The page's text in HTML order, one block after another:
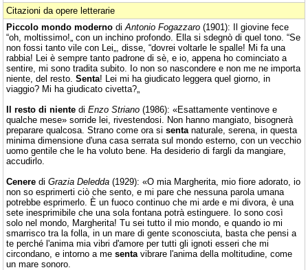
Citazioni da opere letterarie
Piccolo mondo moderno di Antonio Fogazzaro (1901): Il giovine fece
“oh, moltissimo!„ con un inchino profondo. Ella si sdegnò di quel tono. “Se
non fossi tanto vile con Lei„, disse, “dovrei voltarle le spalle! Mi fa una
rabbia! Lei è sempre tanto padrone di sè, e io, appena ho cominciato a
sentire, mi sono tradita subito. Io non so nascondere e non me ne importa
niente, del resto. Senta! Lei mi ha giudicato leggera quel giorno, in
viaggio? Mi ha giudicato civetta?„
Il resto di niente di Enzo Striano (1986): «Esattamente ventinove e
qualche mese» sorride lei, rivestendosi. Non hanno mangiato, bisognerà
preparare qualcosa. Strano come ora si senta naturale, serena, in questa
minima dimensione d'una casa serrata sul mondo esterno, con un vecchio
uomo gentile che le ha voluto bene. Ha desiderio di fargli da mangiare,
accudirlo.
Cenere di Grazia Deledda (1929): «O mia Margherita, mio fiore adorato, io
non so esprimerti ciò che sento, e mi pare che nessuna parola umana
potrebbe esprimerlo. È un fuoco continuo che mi arde e mi divora, è una
sete inesprimibile che una sola fontana potrà estinguere. Io sono così
solo nel mondo, Margherita! Tu sei tutto il mio mondo, e quando io mi
smarrisco tra la folla, in un mare di gente sconosciuta, basta che pensi a
te perché l'anima mia vibri d'amore per tutti gli ignoti esseri che mi
circondano, e intorno a me senta vibrare l'anima della moltitudine, come
un mare sonoro.